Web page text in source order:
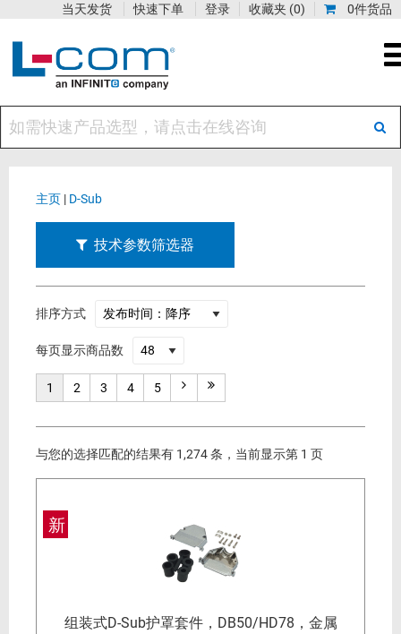
0件货品
收藏夹 (0)
当天发货 快速下单 登录
主页 | D-Sub
技术参数筛选器
排序方式
每页显示商品数
1 2 3 4 5
与您的选择匹配的结果有 1,274 条，当前显示第 1 页
新
组装式D-Sub护罩套件，DB50/HD78，金属